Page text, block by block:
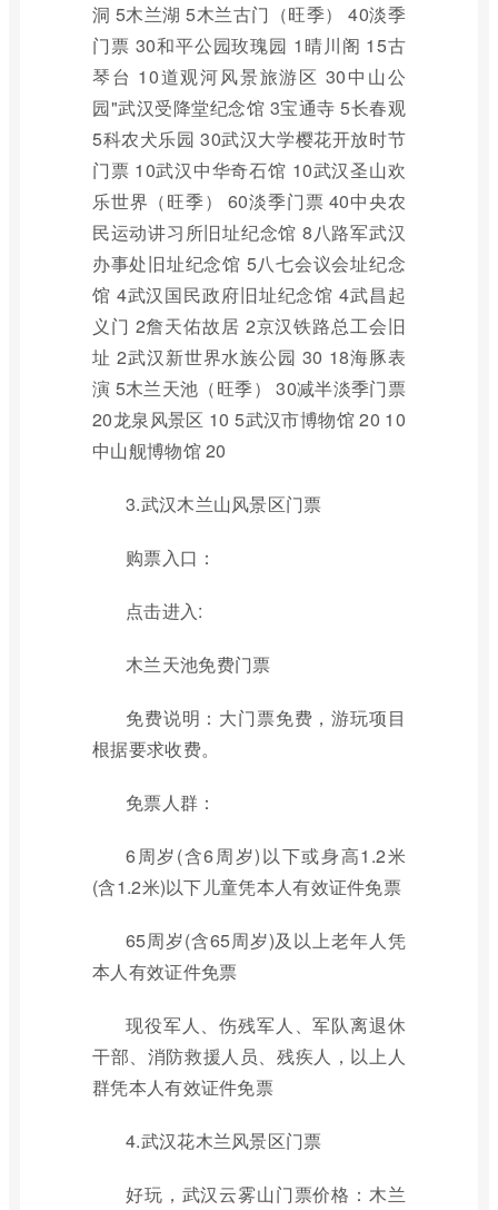
洞 5木兰湖 5木兰古门（旺季） 40淡季
门票 30和平公园玫瑰园 1晴川阁 15古
琴台 10道观河风景旅游区 30中山公
园"武汉受降堂纪念馆 3宝通寺 5长春观
5科农犬乐园 30武汉大学樱花开放时节
门票 10武汉中华奇石馆 10武汉圣山欢
乐世界（旺季） 60淡季门票 40中央农
民运动讲习所旧址纪念馆 8八路军武汉
办事处旧址纪念馆 5八七会议会址纪念
馆 4武汉国民政府旧址纪念馆 4武昌起
义门 2詹天佑故居 2京汉铁路总工会旧
址 2武汉新世界水族公园 30 18海豚表
演 5木兰天池（旺季） 30减半淡季门票
20龙泉风景区 10 5武汉市博物馆 20 10
中山舰博物馆 20
3.武汉木兰山风景区门票
购票入口：
点击进入:
木兰天池免费门票
免费说明：大门票免费，游玩项目
根据要求收费。
免票人群：
6周岁(含6周岁)以下或身高1.2米
(含1.2米)以下儿童凭本人有效证件免票
65周岁(含65周岁)及以上老年人凭
本人有效证件免票
现役军人、伤残军人、军队离退休
干部、消防救援人员、残疾人，以上人
群凭本人有效证件免票
4.武汉花木兰风景区门票
好玩，武汉云雾山门票价格：木兰